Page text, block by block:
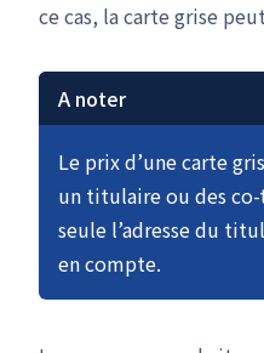
ce cas, la carte grise
A noter
Le prix d’une carte
un titulaire ou des
seule l’adresse du
en compte.